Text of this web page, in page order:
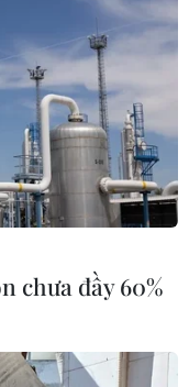
pha chế
chưa đầy 60%